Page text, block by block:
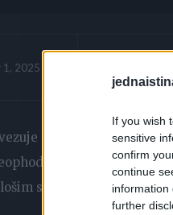
If you wish
sensitive
confirm
continue
information
further
1, 2025
sa nedostatkom ili
između 7 i 8 sati
spavanjem, posebno